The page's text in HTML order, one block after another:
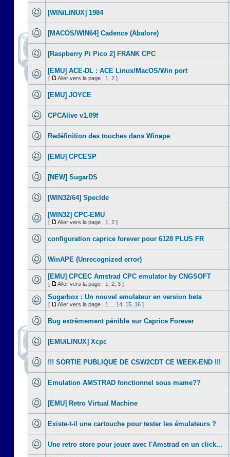
[WIN/LINUX] 1984
[MACOS/WIN64] Cadence (Abalore)
[Raspberry Pi Pico 2] FRANK CPC
[EMU] ACE-DL : ACE Linux/MacOS/Win port
[ Aller vers la page : 1 2 ]
[EMU] JOYCE
CPCAlive v1.09f
Redéfinition des touches dans Winape
[EMU] CPCESP
[NEW] SugarDS
[WIN32/64] SpecIde
[WIN32] CPC-EMU
[ Aller vers la page : 1 2 ]
configuration caprice forever pour 6128 PLUS FR
WinAPE (Unrecognized error)
[EMU] CPCEC Amstrad CPC emulator by CNGSOFT
[ Aller vers la page : 1 2 3 ]
Sugarbox : Un nouvel emulateur en version beta
[ Aller vers la page : 1 14 15 16 ]
Bug extrêmement pénible sur Caprice Forever
[EMU/LINUX] Xcpc
!!! SORTIE PUBLIQUE DE CSW2CDT CE WEEK-END !!!
Emulation AMSTRAD fonctionnel sous mame??
[EMU] Retro Virtual Machine
Existe-t-il une cartouche pour tester les émulateurs ?
Une retro store pour jouer avec l'Amstrad en un click...